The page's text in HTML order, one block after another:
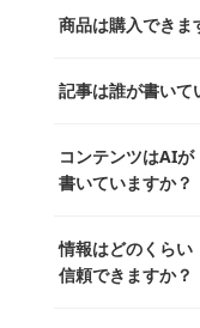
ってもらうニュー
を中心に行われて
商品は購入できま
「
があり、そこから
記事は誰が書いて
ています。記事内
ずつ心を込めて自
ッズを収集し、月
長KOSが全記事を監
コンテンツはAIが
書いていますか？
書いています。AI
認を行い、手動で更
情報はどのくらい
信頼できますか？